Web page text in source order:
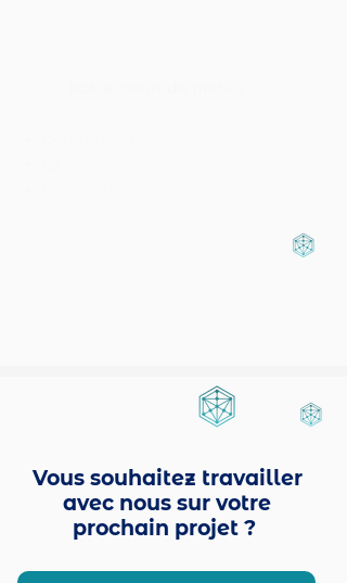
Vous souhaitez travailler
avec nous sur votre
prochain projet ?